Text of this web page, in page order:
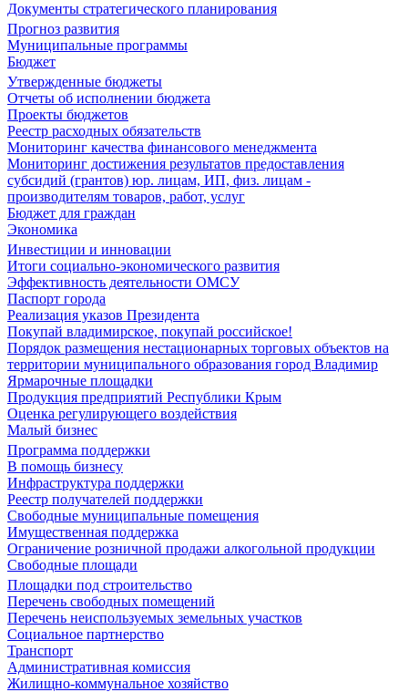
Документы стратегического планирования
Прогноз развития
Муниципальные программы
Бюджет
Утвержденные бюджеты
Отчеты об исполнении бюджета
Проекты бюджетов
Реестр расходных обязательств
Мониторинг качества финансового менеджмента
Мониторинг достижения результатов предоставления
субсидий (грантов) юр. лицам, ИП, физ. лицам -
производителям товаров, работ, услуг
Бюджет для граждан
Экономика
Инвестиции и инновации
Итоги социально-экономического развития
Эффективность деятельности ОМСУ
Паспорт города
Реализация указов Президента
Покупай владимирское, покупай российское!
Порядок размещения нестационарных торговых объектов на
территории муниципального образования город Владимир
Ярмарочные площадки
Продукция предприятий Республики Крым
Оценка регулирующего воздействия
Малый бизнес
Программа поддержки
В помощь бизнесу
Инфраструктура поддержки
Реестр получателей поддержки
Свободные муниципальные помещения
Имущественная поддержка
Ограничение розничной продажи алкогольной продукции
Свободные площади
Площадки под строительство
Перечень свободных помещений
Перечень неиспользуемых земельных участков
Социальное партнерство
Транспорт
Административная комиссия
Жилищно-коммунальное хозяйство